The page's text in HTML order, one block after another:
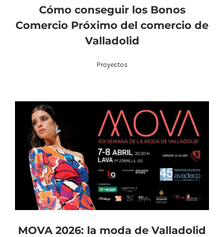
Cómo conseguir los Bonos
Comercio Próximo del comercio de
Valladolid
Proyectos
MOVA 2026: la moda de Valladolid